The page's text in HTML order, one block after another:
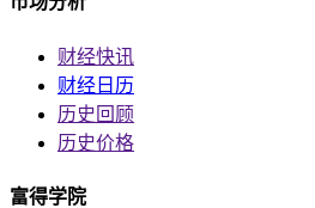
财经快讯
财经日历
历史回顾
历史价格
富得学院